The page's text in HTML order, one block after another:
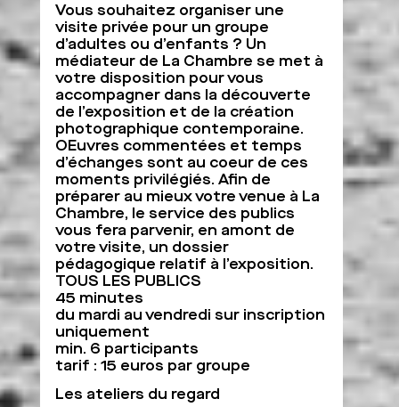
Vous souhaitez organiser une
visite privée pour un groupe
d’adultes ou d’enfants ? Un
médiateur de La Chambre se met à
votre disposition pour vous
accompagner dans la découverte
de l’exposition et de la création
photographique contemporaine.
OEuvres commentées et temps
d’échanges sont au coeur de ces
moments privilégiés. Afin de
préparer au mieux votre venue à La
Chambre, le service des publics
vous fera parvenir, en amont de
votre visite, un dossier
pédagogique relatif à l’exposition.
TOUS LES PUBLICS
45 minutes
du mardi au vendredi sur inscription
uniquement
min. 6 participants
tarif : 15 euros par groupe
Les ateliers du regard